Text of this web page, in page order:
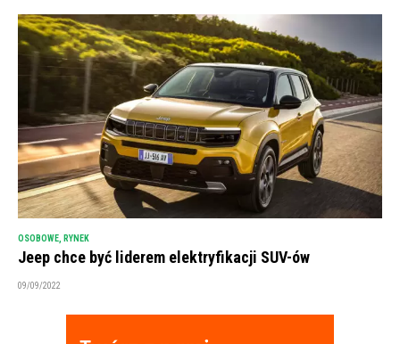
OSOBOWE, RYNEK
Jeep chce być liderem elektryfikacji SUV-ów
09/09/2022